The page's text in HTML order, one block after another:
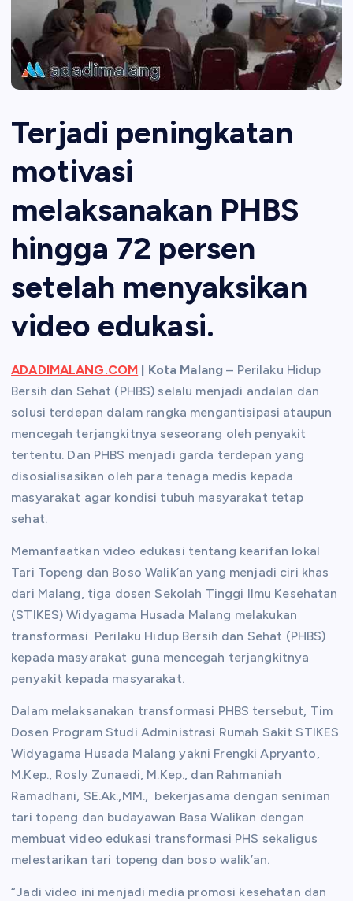
Terjadi peningkatan
motivasi
melaksanakan PHBS
hingga 72 persen
setelah menyaksikan
video edukasi.
ADADIMALANG.COM | Kota Malang – Perilaku Hidup
Bersih dan Sehat (PHBS) selalu menjadi andalan dan
solusi terdepan dalam rangka mengantisipasi ataupun
mencegah terjangkitnya seseorang oleh penyakit
tertentu. Dan PHBS menjadi garda terdepan yang
disosialisasikan oleh para tenaga medis kepada
masyarakat agar kondisi tubuh masyarakat tetap
sehat.
Memanfaatkan video edukasi tentang kearifan lokal
Tari Topeng dan Boso Walik’an yang menjadi ciri khas
dari Malang, tiga dosen Sekolah Tinggi Ilmu Kesehatan
(STIKES) Widyagama Husada Malang melakukan
transformasi Perilaku Hidup Bersih dan Sehat (PHBS)
kepada masyarakat guna mencegah terjangkitnya
penyakit kepada masyarakat.
Dalam melaksanakan transformasi PHBS tersebut, Tim
Dosen Program Studi Administrasi Rumah Sakit STIKES
Widyagama Husada Malang yakni Frengki Apryanto,
M.Kep., Rosly Zunaedi, M.Kep., dan Rahmaniah
Ramadhani, SE.Ak.,MM., bekerjasama dengan seniman
tari topeng dan budayawan Basa Walikan dengan
membuat video edukasi transformasi PHS sekaligus
melestarikan tari topeng dan boso walik’an.
“Jadi video ini menjadi media promosi kesehatan dan